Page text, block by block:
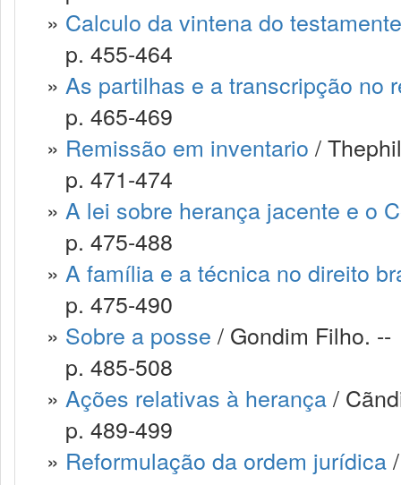
» Calculo da vintena do
p. 455-464
» As partilhas e a transcripção no
p. 465-469
» Remissão em inventario /
p. 471-474
» A lei sobre herança jacente e o
p. 475-488
» A família e a técnica no direito
p. 475-490
» Sobre a posse / Gondim Filho. --
p. 485-508
» Ações relativas à herança/
p. 489-499
» Reformulação da ordem jurídica